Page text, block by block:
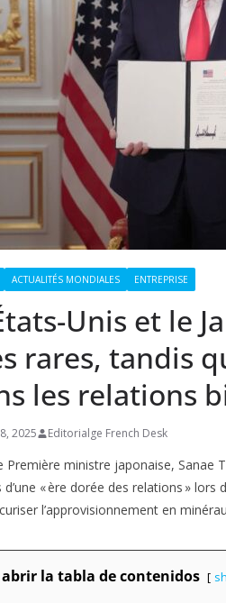
ACTUALITÉS MONDIALES ENTREPRISE
Unis et le
rares, tandis
les relations
2025 Editorialge French Desk
Première ministre japonaise, Sanae
« ère dorée des relations »
l’approvisionnement en
abrir la tabla de contenidos